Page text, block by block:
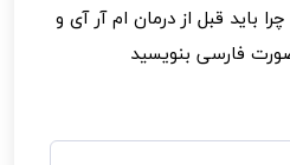
چرا باید قبل از درمان ام آر آی و
فارسی بنویسید